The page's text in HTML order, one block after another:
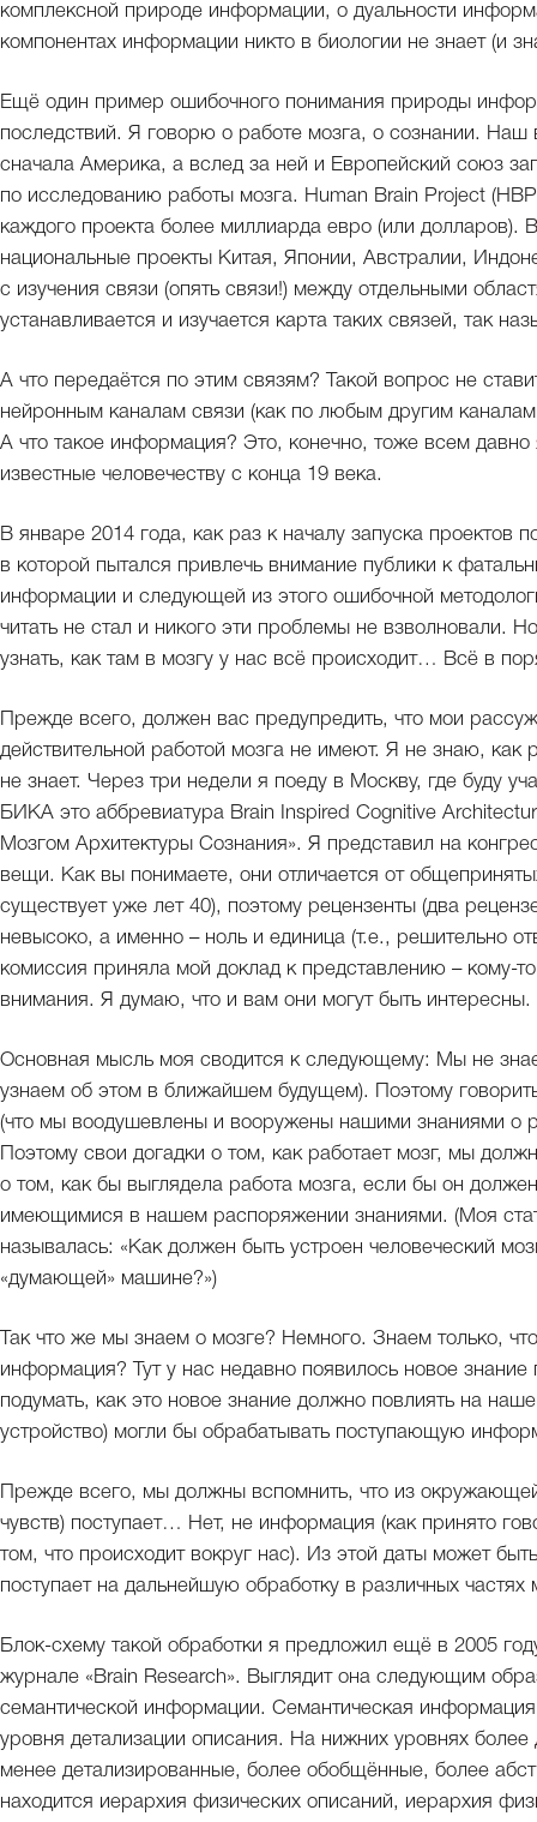
комплексной природе информации, о дуальности
компонентах информации никто в биологии не знает (и
Ещё один пример ошибочного понимания природы
последствий. Я говорю о работе мозга, о сознании. Наш
сначала Америка, а вслед за ней и Европейский союз
по исследованию работы мозга. Human Brain Project
каждого проекта более миллиарда евро (или долларов).
национальные проекты Китая, Японии, Австралии,
с изучения связи (опять связи!) между отдельными
устанавливается и изучается карта таких связей, так
А что передаётся по этим связям? Такой вопрос не
нейронным каналам связи (как по любым другим
А что такое информация? Это, конечно, тоже всем
известные человечеству с конца 19 века.
В январе 2014 года, как раз к началу запуска проектов
в которой пытался привлечь внимание публики к
информации и следующей из этого ошибочной
читать не стал и никого эти проблемы не взволновали.
узнать, как там в мозгу у нас всё происходит… Всё в
Прежде всего, должен вас предупредить, что мои
действительной работой мозга не имеют. Я не знаю, как
не знает. Через три недели я поеду в Москву, где буду
БИКА это аббревиатура Brain Inspired Cognitive
Мозгом Архитектуры Сознания». Я представил на
вещи. Как вы понимаете, они отличается от
существует уже лет 40), поэтому рецензенты (два
невысоко, а именно – ноль и единица (т.е., решительно
комиссия приняла мой доклад к представлению – кому-
внимания. Я думаю, что и вам они могут быть интересны.
Основная мысль моя сводится к следующему: Мы не
узнаем об этом в ближайшем будущем). Поэтому
(что мы воодушевлены и вооружены нашими знаниями о
Поэтому свои догадки о том, как работает мозг, мы
о том, как бы выглядела работа мозга, если бы он
имеющимися в нашем распоряжении знаниями. (Моя
называлась: «Как должен быть устроен человеческий
«думающей» машине?»)
Так что же мы знаем о мозге? Немного. Знаем только,
информация? Тут у нас недавно появилось новое
подумать, как это новое знание должно повлиять на
устройство) могли бы обрабатывать поступающую
Прежде всего, мы должны вспомнить, что из
чувств) поступает… Нет, не информация (как принято
том, что происходит вокруг нас). Из этой даты может
поступает на дальнейшую обработку в различных частях
Блок-схему такой обработки я предложил ещё в 2005
журнале «Brain Research». Выглядит она следующим
семантической информации. Семантическая информация
уровня детализации описания. На нижних уровнях
менее детализированные, более обобщённые, более
находится иерархия физических описаний, иерархия